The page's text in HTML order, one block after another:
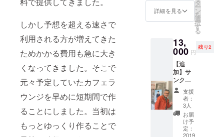
しかし予想を超える速さで
利用される方が増えてきた
ためかかる費用も急に大き
くなってきました。そこで
元々予定していたカフェラ
ウンジを早めに短期間で作
ることにしました。当初は
もっとゆっくり作ることで
の紹介
はでき
実施は
月曜日
不可）
期日は
2019年
11月1日
から
2020年
10月31
日まで
の1年間
といた
しま
す。ご
してみ
ません
か？施
いては
大久保
がお教
えいた
しま
す。3日
以内で
好きな
タイミ
ングで
参加で
きま
詳細を見る
タ
ー
ン
を
選
択
す
る
13,
000 円
残り2
【追
加】サ
ンクス
メール
＋空き
家再生
のご相
談 大
久保が
支援
者：
3人
お届
け予
定：
2019